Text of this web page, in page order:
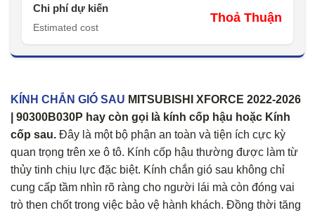
Chi phí dự kiến
Estimated cost
Thoả Thuận
KÍNH CHẮN GIÓ SAU MITSUBISHI XFORCE 2022-2026
| 90300B030P hay còn gọi là kính cốp hậu hoặc Kính
cốp sau. Đây là một bộ phận an toàn và tiện ích cực kỳ
quan trọng trên xe ô tô. Kính cốp hậu thường được làm từ
thủy tinh chịu lực đặc biệt. Kính chắn gió sau không chỉ
cung cấp tầm nhìn rõ ràng cho người lái mà còn đóng vai
trò then chốt trong việc bảo vệ hành khách. Đồng thời tăng